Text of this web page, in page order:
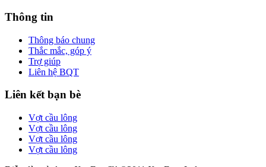
Thông tin
Thông báo chung
Thắc mắc, góp ý
Trợ giúp
Liên hệ BQT
Liên kết bạn bè
Vợt cầu lông
Vợt cầu lông
Vợt cầu lông
Vợt cầu lông